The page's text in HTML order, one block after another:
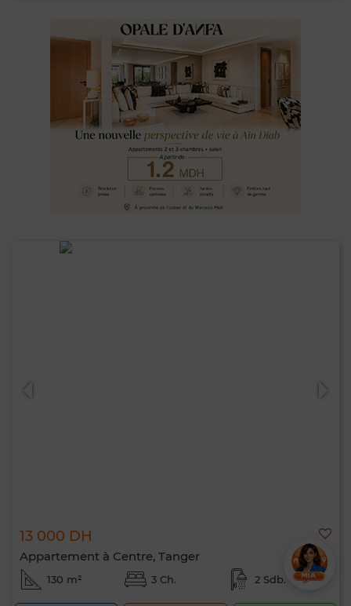
13 000 DH
Appartement à Centre, Tanger
130 m² 3 Ch. 2 Sdb.